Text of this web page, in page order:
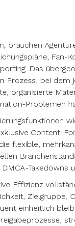
brauchen
Fan-
Das
Prozess, bei dem
organisierte
Problemen
Content-
flexible,
Takedowns
Effizienz
Zielgruppe,
einheitlich